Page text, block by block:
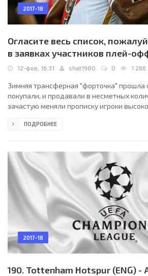
2017-18
Огласите весь список,
в заявках участников плей-
чемпионов
12-фев, 16:31 shat1980 0 1 266
Зимняя трансферная "форточка" прошла
покупали, и продавали в несметных
зачастую меняли прописку игроки
использовать усиление под Лигу
турнира, а клубам разрешено делать
заявке. Первого февраля прошёл срок
ПОДРОБНЕЕ
2017-18
190. Tottenham Hotspur (ENG) -